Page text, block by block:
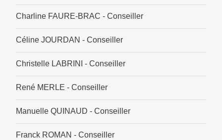
Charline FAURE-BRAC - Conseiller
Céline JOURDAN - Conseiller
Christelle LABRINI - Conseiller
René MERLE - Conseiller
Manuelle QUINAUD - Conseiller
Franck ROMAN - Conseiller